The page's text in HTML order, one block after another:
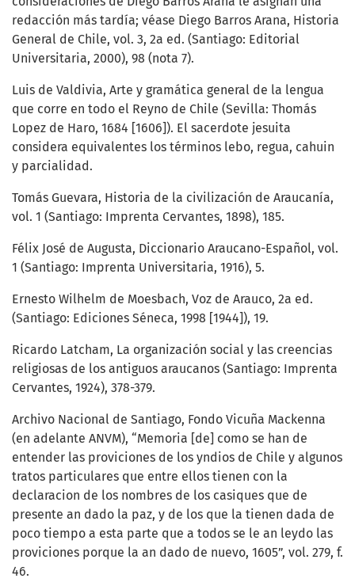
redacción más tardía; véase Diego Barros Arana, Historia
General de Chile, vol. 3, 2a ed. (Santiago: Editorial
Universitaria, 2000), 98 (nota 7).
Luis de Valdivia, Arte y gramática general de la lengua
que corre en todo el Reyno de Chile (Sevilla: Thomás
Lopez de Haro, 1684 [1606]). El sacerdote jesuita
considera equivalentes los términos lebo, regua, cahuin
y parcialidad.
Tomás Guevara, Historia de la civilización de Araucanía,
vol. 1 (Santiago: Imprenta Cervantes, 1898), 185.
Félix José de Augusta, Diccionario Araucano-Español, vol.
1 (Santiago: Imprenta Universitaria, 1916), 5.
Ernesto Wilhelm de Moesbach, Voz de Arauco, 2a ed.
(Santiago: Ediciones Séneca, 1998 [1944]), 19.
Ricardo Latcham, La organización social y las creencias
religiosas de los antiguos araucanos (Santiago: Imprenta
Cervantes, 1924), 378-379.
Archivo Nacional de Santiago, Fondo Vicuña Mackenna
(en adelante ANVM), “Memoria [de] como se han de
entender las proviciones de los yndios de Chile y algunos
tratos particulares que entre ellos tienen con la
declaracion de los nombres de los casiques que de
presente an dado la paz, y de los que la tienen dada de
poco tiempo a esta parte que a todos se le an leydo las
proviciones porque la an dado de nuevo, 1605”, vol. 279, f.
46.